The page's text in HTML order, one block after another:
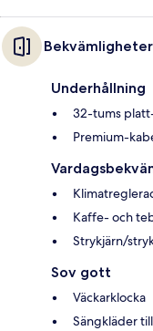
Underhållning
32-tums
Premium-
Kaffe- och
Strykjärn/
Sov gott
Väckarklocka
Sängkläder